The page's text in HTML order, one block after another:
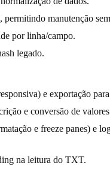
manutenção
por linha/campo.
legado.
e exportação
e conversão de
e freeze panes) e
na leitura do TXT.